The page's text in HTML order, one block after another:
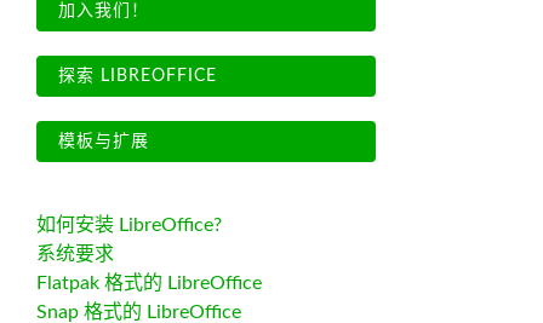
加入我们！
探索 LIBREOFFICE
模板与扩展
如何安装 LibreOffice?
系统要求
Flatpak 格式的 LibreOffice
Snap 格式的 LibreOffice